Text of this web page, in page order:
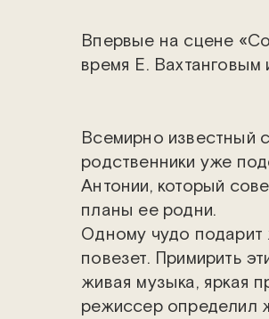
Впервые на сцене
время Е.
Всемирно известный
родственники уже
Антонии, который
планы ее родни.
Одному чудо подарит
повезет. Примирить
живая музыка, яркая
режиссер определил